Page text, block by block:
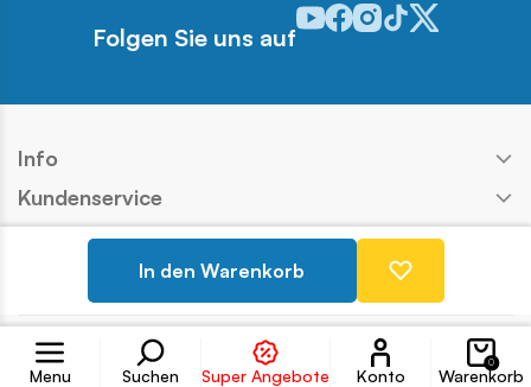
Menu Suchen Super Angebote
Konto
Konto
0
Warenkorb
In den Warenkorb
Folgen Sie uns auf
Odwiedź nasz profil w
Odwiedź nasz profil w
Odwiedź nasz profil w
Odwiedź nasz
Odwiedź nasz
Info
Kundenservice
Copyright © COBI SA Ausführung: Ideo